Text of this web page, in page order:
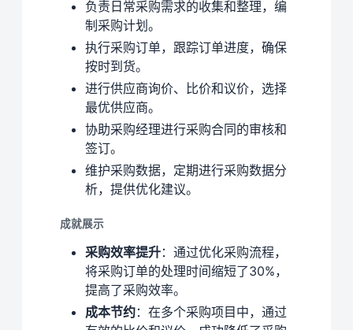
负责日常采购需求的收集和整理，编
制采购计划。
执行采购订单，跟踪订单进度，确保
按时到货。
进行供应商询价、比价和议价，选择
最优供应商。
协助采购经理进行采购合同的审核和
签订。
维护采购数据，定期进行采购数据分
析，提供优化建议。
成就展示
采购效率提升：通过优化采购流程，
将采购订单的处理时间缩短了30%，
提高了采购效率。
成本节约：在多个采购项目中，通过